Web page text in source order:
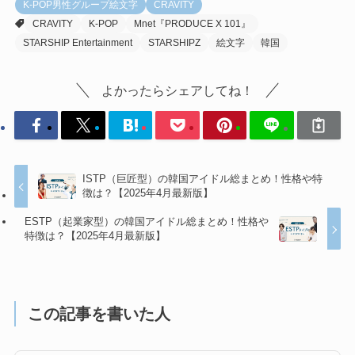
K-POP男性グループ絵文字
CRAVITY
CRAVITY
K-POP
Mnet『PRODUCE X 101』
STARSHIP Entertainment
STARSHIPZ 絵文字 韓国
よかったらシェアしてね！
ISTP（巨匠型）の韓国アイドル総まとめ！性格や特
徴は？【2025年4月最新版】
ESTP（起業家型）の韓国アイドル総まとめ！性格や
特徴は？【2025年4月最新版】
この記事を書いた人